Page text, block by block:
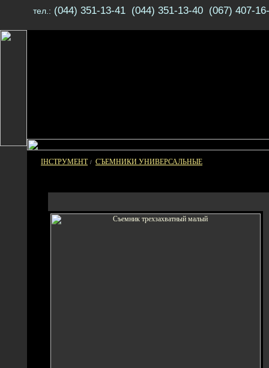
тел.: (044) 351-13-41 (044) 351-13-40 (067) 407-
ІНСТРУМЕНТ / СЪЕМНИКИ УНИВЕРСАЛЬНЫЕ